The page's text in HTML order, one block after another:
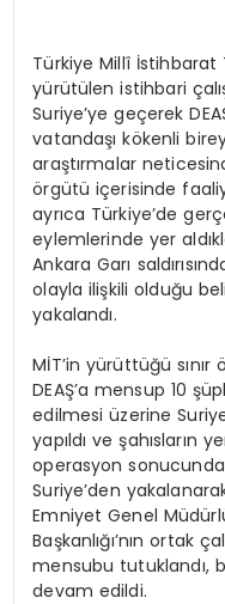
Türkiye Millî İstihbarat
yürütülen istihbari
Suriye’ye geçerek
vatandaşı kökenli
araştırmalar
örgütü içerisinde
ayrıca Türkiye’de
eylemlerinde yer
Ankara Garı
olayla ilişkili olduğu
yakalandı.
MİT’in yürüttüğü
DEAŞ’a mensup 10
edilmesi üzerine
yapıldı ve şahısların
operasyon
Suriye’den
Emniyet Genel
Başkanlığı’nın ortak
mensubu tutuklandı,
devam edildi.